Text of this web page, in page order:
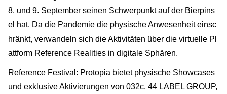
8. und 9. September seinen Schwerpunkt auf der Bierpins
el hat. Da die Pandemie die physische Anwesenheit einsc
hränkt, verwandeln sich die Aktivitäten über die virtuelle Pl
attform Reference Realities in digitale Sphären.
Reference Festival: Protopia bietet physische Showcases
und exklusive Aktivierungen von 032c, 44 LABEL GROUP,